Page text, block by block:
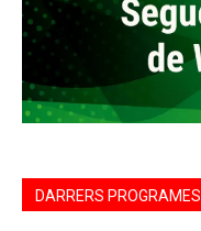
DARRERS PROGRAMES